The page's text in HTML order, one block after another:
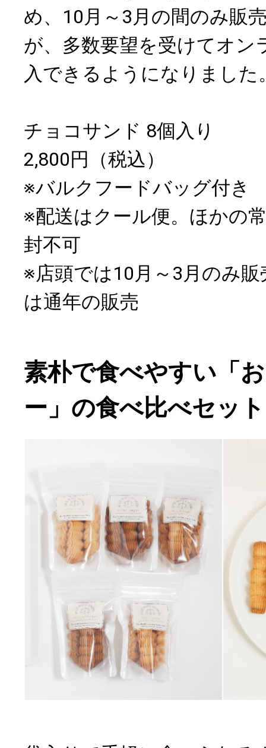
め、10月～3月の間のみ販
が、多数要望を受けてオン
入できるようになりました
チョコサンド 8個入り
2,800円（税込）
※バルクフードバッグ付き
※配送はクール便。ほかの
封不可
※店頭では10月～3月のみ
は通年の販売
素朴で食べやすい「
ー」の食べ比べセット